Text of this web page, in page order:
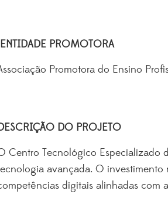
ENTIDADE PROMOTORA
Promotora do Ensino
DO PROJETO
Centro Tecnológico Especializado
avançada. O investimento
digitais alinhadas com